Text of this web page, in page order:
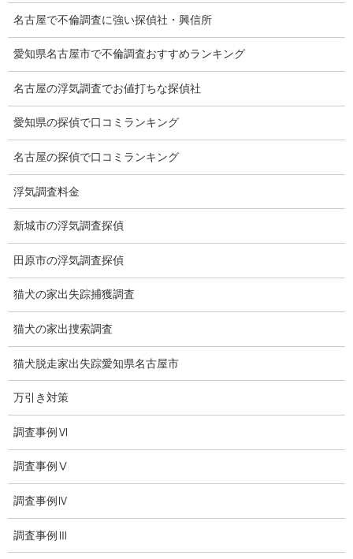
浮気調査時間
調査料金のご質問
調査員の人数（浮気調査）
調査プランのご依頼の割合
慰謝料の相場
離婚手続
探偵社の要点
有責配偶者からの離婚
浮気をする人
損害保険調査
会社沿革
プライバシーポリシー
探偵業法
法令遵守
名古屋で不倫調査に強い探偵社・興信所
愛知県名古屋市で不倫調査おすすめランキング
名古屋の浮気調査でお値打ちな探偵社
愛知県の探偵で口コミランキング
名古屋の探偵で口コミランキング
浮気調査料金
新城市の浮気調査探偵
田原市の浮気調査探偵
猫犬の家出失踪捕獲調査
猫犬の家出捜索調査
猫犬脱走家出失踪愛知県名古屋市
万引き対策
調査事例Ⅵ
調査事例Ⅴ
調査事例Ⅳ
調査事例Ⅲ